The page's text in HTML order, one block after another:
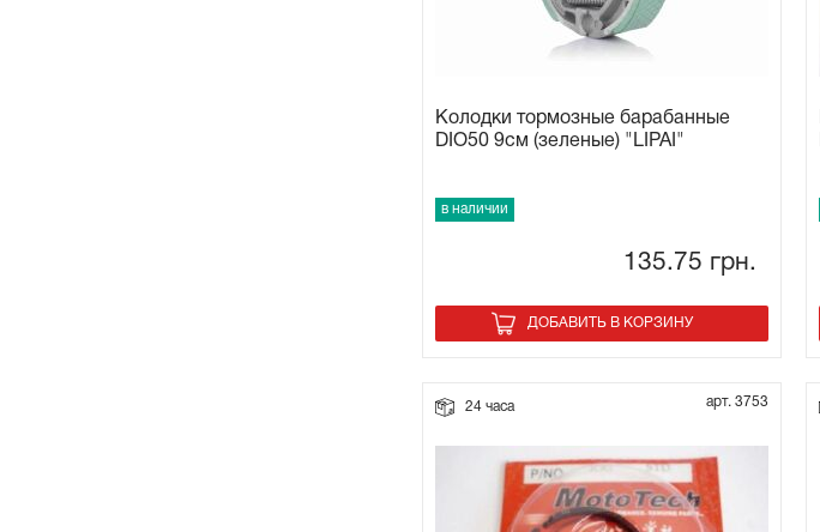
Колодки тормозные барабанные
DIO50 9см (зеленые) "LIPAI"
в наличии
135.75 грн.
ДОБАВИТЬ В КОРЗИНУ
24 часа арт. 3753